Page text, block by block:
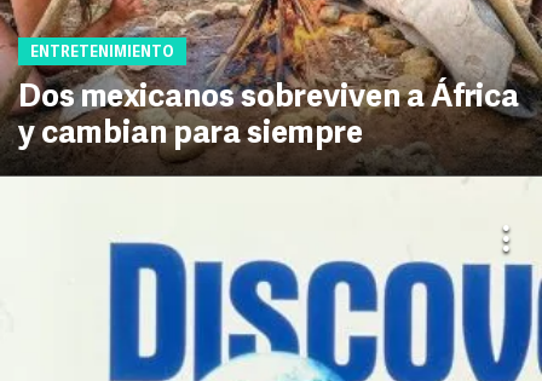
ENTRETENIMIENTO
Dos mexicanos sobreviven a África
y cambian para siempre